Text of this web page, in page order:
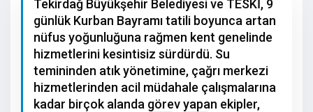
Tekirdağ Büyükşehir Belediyesi ve TESKİ, 9
günlük Kurban Bayramı tatili boyunca artan
nüfus yoğunluğuna rağmen kent genelinde
hizmetlerini kesintisiz sürdürdü. Su
temininden atık yönetimine, çağrı merkezi
hizmetlerinden acil müdahale çalışmalarına
kadar birçok alanda görev yapan ekipler,